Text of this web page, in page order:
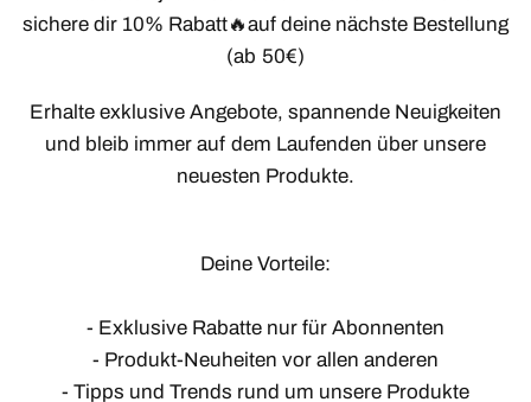
sichere dir 10% Rabatt🔥auf deine nächste Bestellung
(ab 50€)
Erhalte exklusive Angebote, spannende Neuigkeiten
und bleib immer auf dem Laufenden über unsere
neuesten Produkte.
Deine Vorteile:
- Exklusive Rabatte nur für Abonnenten
- Produkt-Neuheiten vor allen anderen
- Tipps und Trends rund um unsere Produkte